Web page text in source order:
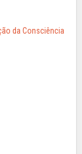
da Consciência